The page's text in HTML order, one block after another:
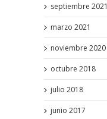
septiembre 2021
marzo 2021
noviembre 2020
octubre 2018
julio 2018
junio 2017